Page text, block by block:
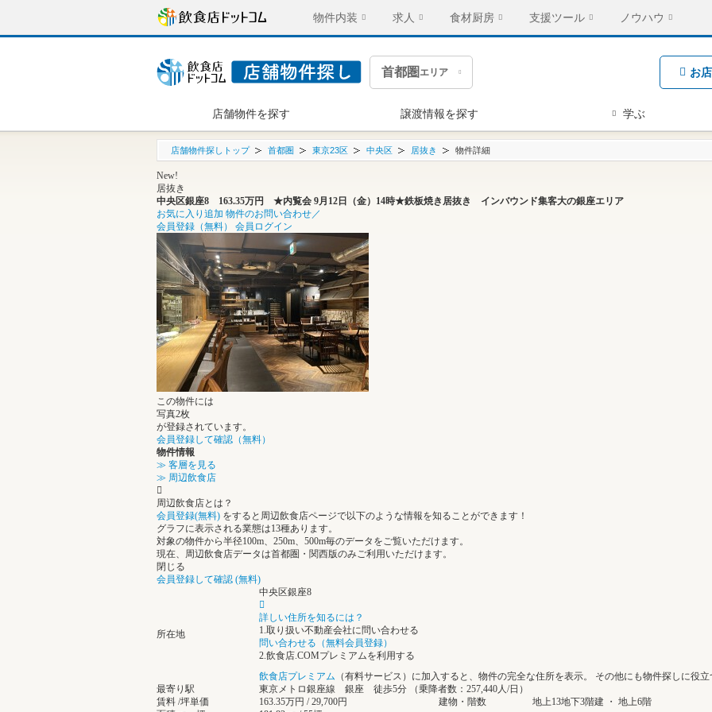
物件内装 求人 食材厨房 支援ツール ノウハウ
首都圏 エリア お
店舗物件を探す 譲渡情報を探す 学ぶ
店舗物件探しトップ 首都圏 東京23区 中央区 居抜き 物件詳細
New!
居抜き
中央区銀座8 163.35万円 ★内覧会 9月12日（金）14時★鉄板焼き居抜き インバウンド集客大の銀座エリア
お気に入り追加 物件のお問い合わせ／
会員登録（無料）
会員ログイン
この物件には
写真2枚
が登録されています。
会員登録して確認（無料）
物件情報
≫ 客層を見る
≫ 周辺飲食店
周辺飲食店とは？
会員登録(無料) をすると周辺飲食店ページで以下のような情報を知ることができます！
グラフに表示される業態は13種あります。
対象の物件から半径100m、250m、500m毎のデータをご覧いただけます。
現在、周辺飲食店データは首都圏・関西版のみご利用いただけます。
閉じる
会員登録して確認 (無料)
所在地
中央区銀座8
詳しい住所を知るには？
1.取り扱い不動産会社に問い合わせる
問い合わせる（無料会員登録）
2.飲食店.COMプレミアムを利用する
飲食店プレミアム （有料サービス）に加入すると、物件の完全な住所を表示。 その他にも物件探しに役立
最寄り駅
東京メトロ銀座線 銀座 徒歩5分 （乗降者数：257,440人/日）
賃料 /坪単価
163.35万円 / 29,700円 建物・階数
地上13地下3階建 ・ 地上6階